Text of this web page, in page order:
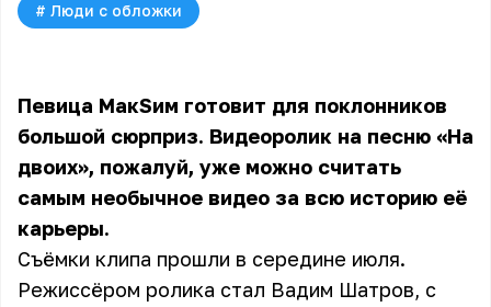
# Люди с обложки
Певица МакSим готовит для поклонников
большой сюрприз. Видеоролик на песню «На
двоих», пожалуй, уже можно считать
самым необычное видео за всю историю её
карьеры.
Съёмки клипа прошли в середине июля.
Режиссёром ролика стал Вадим Шатров, с